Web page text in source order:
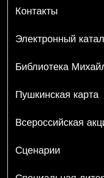
Контакты
Электронный
Библиотека
Пушкинская карта
Всероссийская
Сценарии